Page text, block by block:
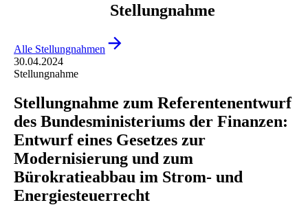
Stellungnahme
Alle Stellungnahmen
30.04.2024
Stellungnahme
Stellungnahme zum Referentenentwurf
des Bundesministeriums der Finanzen:
Entwurf eines Gesetzes zur
Modernisierung und zum
Bürokratieabbau im Strom- und
Energiesteuerrecht